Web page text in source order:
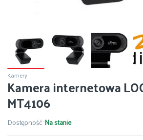
Kamery
Kamera internetowa
MT4106
Dostępność:Na stanie